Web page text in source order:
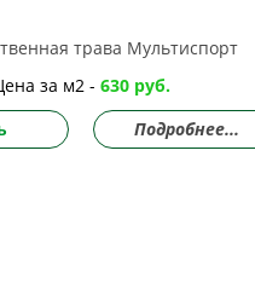
за м2 - 630 руб.
Подробнее...